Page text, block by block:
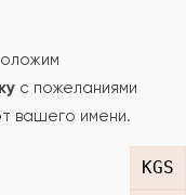
KGS
с пожеланиями
вашего имени.